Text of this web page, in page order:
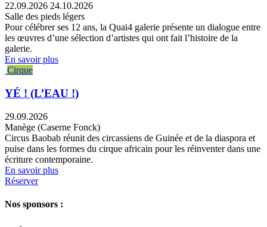
22.09.2026 24.10.2026
Salle des pieds légers
Pour célébrer ses 12 ans, la Quai4 galerie présente un dialogue entre
les œuvres d’une sélection d’artistes qui ont fait l’histoire de la
galerie.
En savoir plus
Cirque
YÉ ! (L’EAU !)
29.09.2026
Manège (Caserne Fonck)
Circus Baobab réunit des circassiens de Guinée et de la diaspora et
puise dans les formes du cirque africain pour les réinventer dans une
écriture contemporaine.
En savoir plus
Réserver
Nos sponsors :